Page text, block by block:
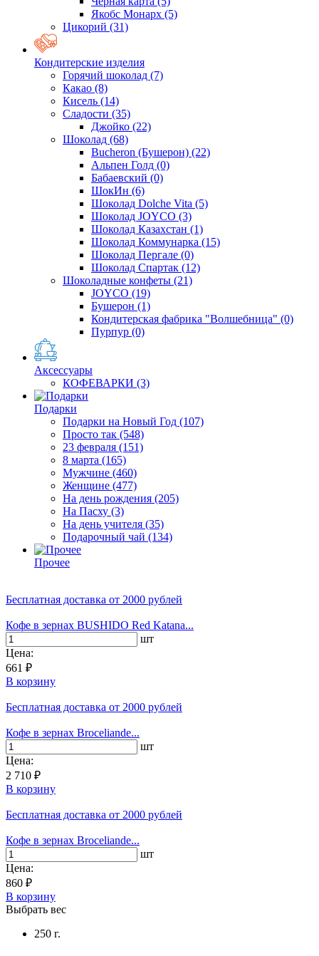
Якобс Монарх (5)
Цикорий (31)
Кондитерские изделия
Горячий шоколад (7)
Какао (8)
Кисель (14)
Сладости (35)
Джойко (22)
Шоколад (68)
Bucheron (Бушерон) (22)
Альпен Голд (0)
Бабаевский (0)
ШокИн (6)
Шоколад Dolche Vita (5)
Шоколад JOYCO (3)
Шоколад Казахстан (1)
Шоколад Коммунарка (15)
Шоколад Пергале (0)
Шоколад Спартак (12)
Шоколадные конфеты (21)
JOYCO (19)
Бушерон (1)
Кондитерская фабрика "Волшебница" (0)
Пурпур (0)
Аксессуары
КОФЕВАРКИ (3)
Подарки
Подарки на Новый Год (107)
Просто так (548)
23 февраля (151)
8 марта (165)
Мужчине (460)
Женщине (477)
На день рождения (205)
На Пасху (3)
На день учителя (35)
Подарочный чай (134)
Прочее
Бесплатная доставка от 2000 рублей
Кофе в зернах BUSHIDO Red Katana...
шт
Цена:
661 ₽
В корзину
Бесплатная доставка от 2000 рублей
Кофе в зернах Broceliande...
шт
Цена:
2 710 ₽
В корзину
Бесплатная доставка от 2000 рублей
Кофе в зернах Broceliande...
шт
Цена:
860 ₽
В корзину
Выбрать вес
250 г.